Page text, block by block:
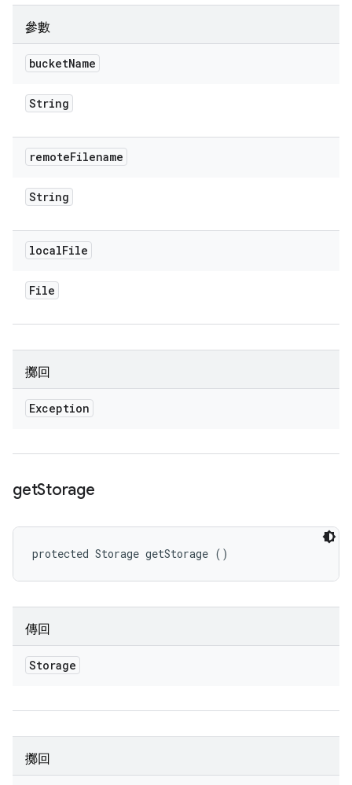
參數
bucketName
String
remoteFilename
String
localFile
File
擲回
Exception
getStorage
protected Storage getStorage ()
傳回
Storage
擲回